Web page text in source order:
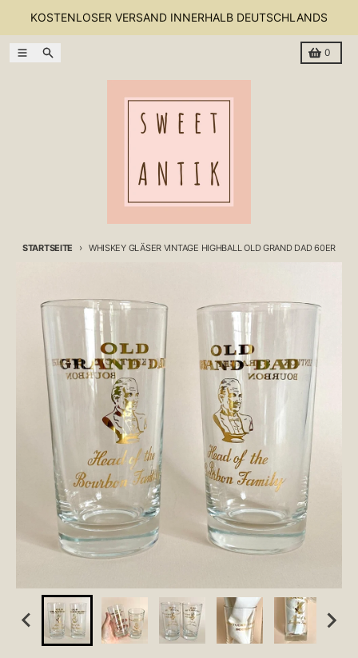
Direkt zum Inhalt
KOSTENLOSER VERSAND INNERHALB DEUTSCHLANDS
MenüSuchen 0
STARTSEITE WHISKEY GLÄSER VINTAGE HIGHBALL OLD GRAND DAD 60ER